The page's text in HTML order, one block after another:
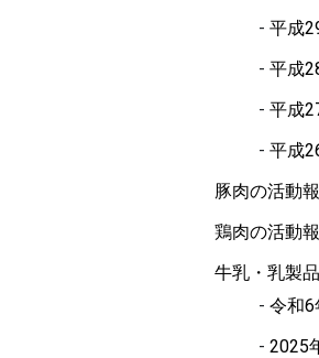
平成
平成
平成
平成
豚肉の活動
鶏肉の活動
牛乳・乳製
令和6
2025